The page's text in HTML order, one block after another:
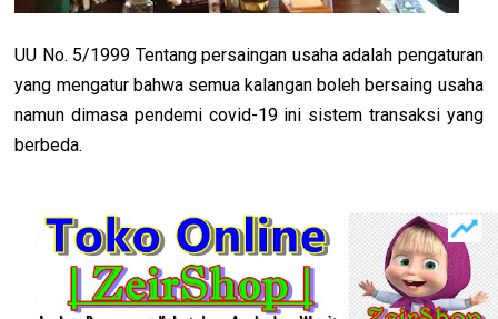
UU No. 5/1999 Tentang persaingan usaha adalah pengaturan
yang mengatur bahwa semua kalangan boleh bersaing usaha
namun dimasa pendemi covid-19 ini sistem transaksi yang
berbeda.